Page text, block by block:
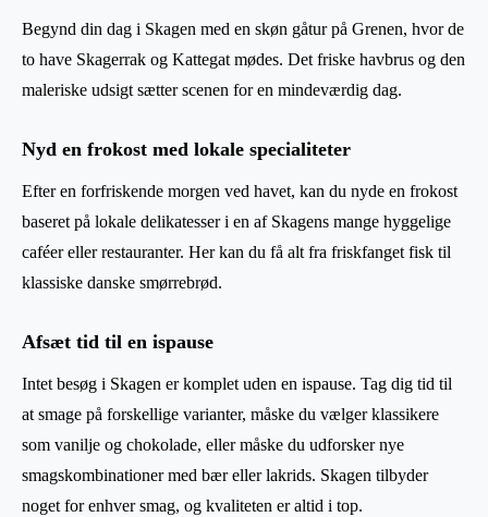
Begynd din dag i Skagen med en skøn gåtur på Grenen, hvor de
to have Skagerrak og Kattegat mødes. Det friske havbrus og den
maleriske udsigt sætter scenen for en mindeværdig dag.
Nyd en frokost med lokale specialiteter
Efter en forfriskende morgen ved havet, kan du nyde en frokost
baseret på lokale delikatesser i en af Skagens mange hyggelige
caféer eller restauranter. Her kan du få alt fra friskfanget fisk til
klassiske danske smørrebrød.
Afsæt tid til en ispause
Intet besøg i Skagen er komplet uden en ispause. Tag dig tid til
at smage på forskellige varianter, måske du vælger klassikere
som vanilje og chokolade, eller måske du udforsker nye
smagskombinationer med bær eller lakrids. Skagen tilbyder
noget for enhver smag, og kvaliteten er altid i top.